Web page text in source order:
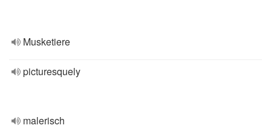
Musketiere
picturesquely
malerisch